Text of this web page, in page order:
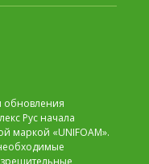
обновления
Рус начала
маркой «UNIFOAM».